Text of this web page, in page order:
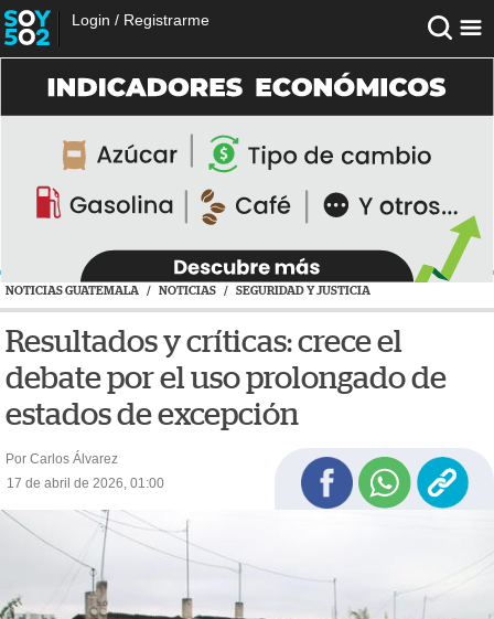
Login / Registrarme
NOTICIAS GUATEMALA / NOTICIAS / SEGURIDAD Y JUSTICIA
Resultados y críticas: crece el
debate por el uso prolongado de
estados de excepción
Por Carlos Álvarez
17 de abril de 2026, 01:00